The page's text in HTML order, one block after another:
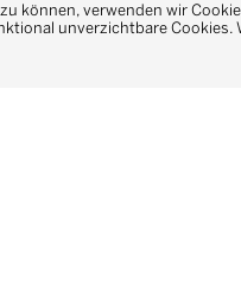
können, verwenden wir
unverzichtbare Cookies.